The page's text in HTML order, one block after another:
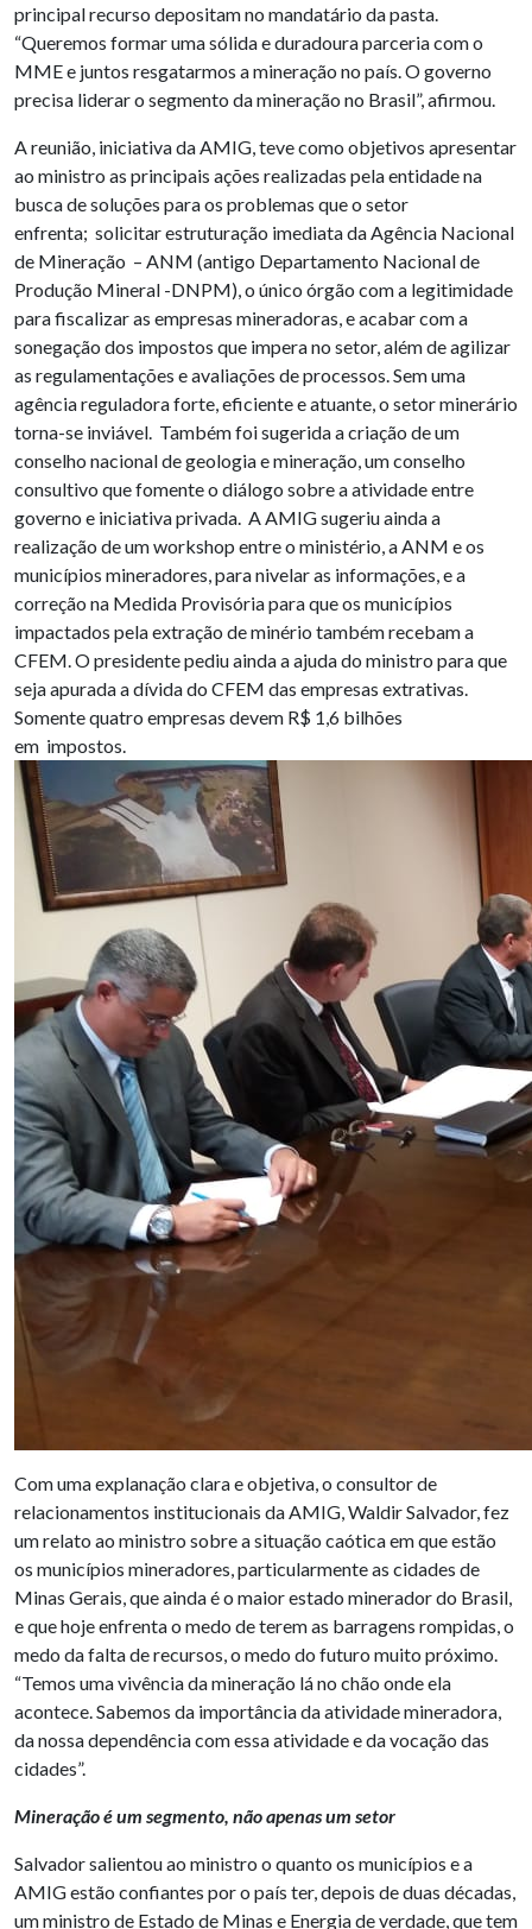
principal recurso depositam no mandatário da pasta.
“Queremos formar uma sólida e duradoura parceria com o
MME e juntos resgatarmos a mineração no país. O governo
precisa liderar o segmento da mineração no Brasil”, afirmou.
A reunião, iniciativa da AMIG, teve como objetivos apresentar
ao ministro as principais ações realizadas pela entidade na
busca de soluções para os problemas que o setor
enfrenta; solicitar estruturação imediata da Agência Nacional
de Mineração – ANM (antigo Departamento Nacional de
Produção Mineral -DNPM), o único órgão com a legitimidade
para fiscalizar as empresas mineradoras, e acabar com a
sonegação dos impostos que impera no setor, além de agilizar
as regulamentações e avaliações de processos. Sem uma
agência reguladora forte, eficiente e atuante, o setor minerário
torna-se inviável. Também foi sugerida a criação de um
conselho nacional de geologia e mineração, um conselho
consultivo que fomente o diálogo sobre a atividade entre
governo e iniciativa privada. A AMIG sugeriu ainda a
realização de um workshop entre o ministério, a ANM e os
municípios mineradores, para nivelar as informações, e a
correção na Medida Provisória para que os municípios
impactados pela extração de minério também recebam a
CFEM. O presidente pediu ainda a ajuda do ministro para que
seja apurada a dívida do CFEM das empresas extrativas.
Somente quatro empresas devem R$ 1,6 bilhões
em impostos.
Com uma explanação clara e objetiva, o consultor de
relacionamentos institucionais da AMIG, Waldir Salvador, fez
um relato ao ministro sobre a situação caótica em que estão
os municípios mineradores, particularmente as cidades de
Minas Gerais, que ainda é o maior estado minerador do Brasil,
e que hoje enfrenta o medo de terem as barragens rompidas, o
medo da falta de recursos, o medo do futuro muito próximo.
“Temos uma vivência da mineração lá no chão onde ela
acontece. Sabemos da importância da atividade mineradora,
da nossa dependência com essa atividade e da vocação das
cidades”.
Mineração é um segmento, não apenas um setor
Salvador salientou ao ministro o quanto os municípios e a
AMIG estão confiantes por o país ter, depois de duas décadas,
um ministro de Estado de Minas e Energia de verdade, que tem